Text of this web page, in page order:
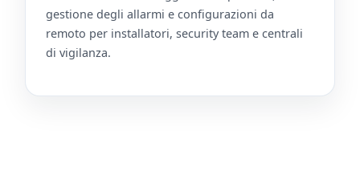
gestione degli allarmi e configurazioni da
remoto per installatori, security team e centrali
di vigilanza.